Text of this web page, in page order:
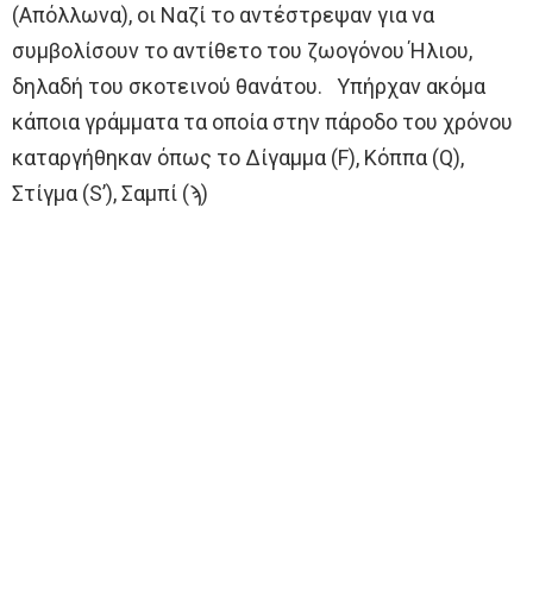
(Απόλλωνα), οι Ναζί το αντέστρεψαν για να
συμβολίσουν το αντίθετο του ζωογόνου Ήλιου,
δηλαδή του σκοτεινού θανάτου. Υπήρχαν ακόμα
κάποια γράμματα τα οποία στην πάροδο του χρόνου
καταργήθηκαν όπως το Δίγαμμα (F), Κόππα (Q),
Στίγμα (S’), Σαμπί (ϡ)